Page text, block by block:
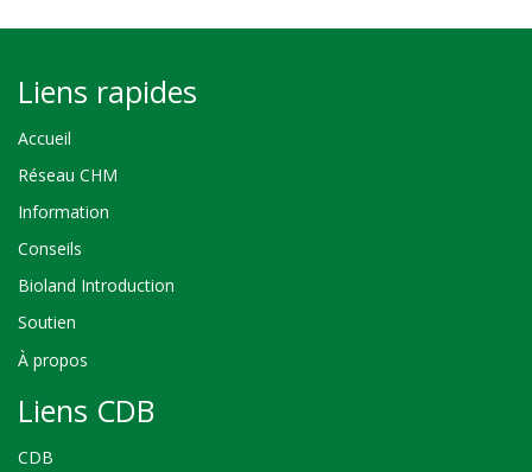
Liens rapides
Accueil
Réseau CHM
Information
Conseils
Bioland Introduction
Soutien
À propos
Liens CDB
CDB